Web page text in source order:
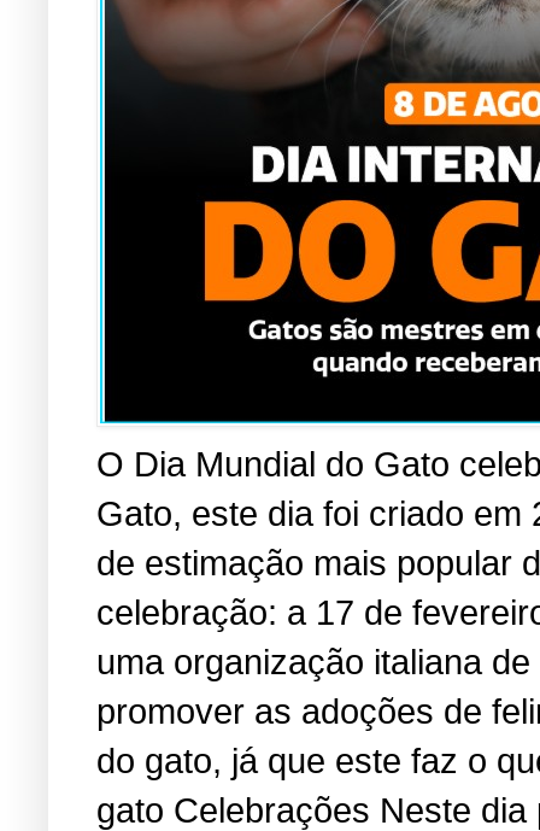
O Dia Mundial do Gato
Gato, este dia foi criado em
de estimação mais popular
celebração: a 17 de
uma organização italiana
promover as adoções de
do gato, já que este faz o
gato Celebrações Neste